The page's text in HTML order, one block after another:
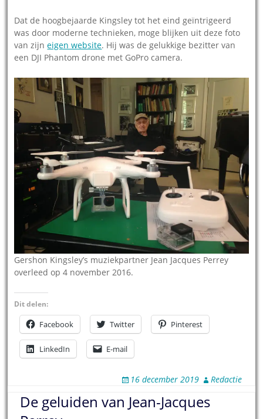
Dat de hoogbejaarde Kingsley tot het eind geïntrigeerd
was door moderne technieken, moge blijken uit deze foto
van zijneigen website. Hij was de gelukkige bezitter van
een DJI Phantom drone met GoPro camera.
Gershon Kingsley’s muziekpartner Jean Jacques Perrey
overleed op 4 november 2016.
Dit delen:
Facebook Twitter Pinterest
LinkedIn E-mail
16 december 2019 Redactie
De geluiden van Jean-Jacques